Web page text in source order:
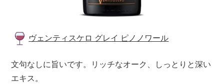
ヴェンティスケロ グレイ ピノノワール
文句なしに旨いです。リッチなオーク、しっとりと深い
エキス。